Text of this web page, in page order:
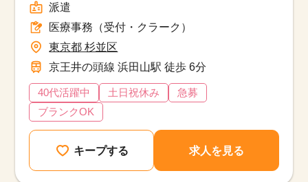
派遣
医療事務（受付・クラーク）
東京都 杉並区
京王井の頭線 浜田山駅 徒歩 6分
40代活躍中 土日祝休み
急募
ブランクOK
キープする 求人を見る